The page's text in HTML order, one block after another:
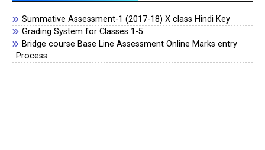
Summative Assessment-1 (2017-18) X class Hindi Key
Grading System for Classes 1-5
Bridge course Base Line Assessment Online Marks entry
Process